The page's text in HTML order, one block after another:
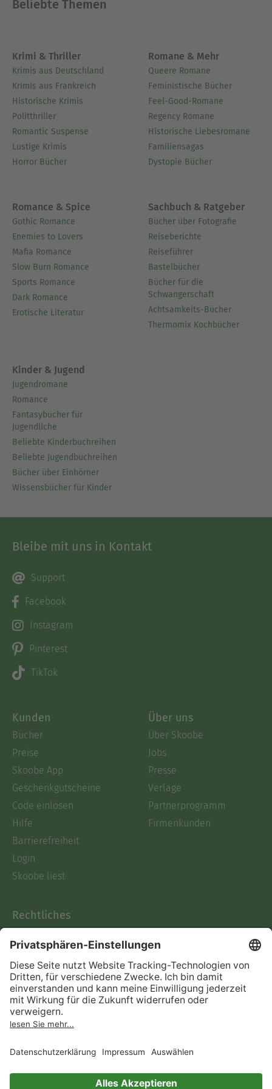
Beliebte Themen
Krimi & Thriller
Krimis aus Deutschland
Krimis aus Frankreich
Historische Krimis
Politthriller
Romantic Suspense
Lustige Krimis
Horror Bücher
Romane & Mehr
Queere Romane
Feministische Bücher
Feel-Good-Romane
Regency Romane
Historische Liebesromane
Familiensagas
Dystopie Bücher
Romance & Spice
Gothic Romance
Enemies to Lovers
Mafia Romance
Slow Burn Romance
Sports Romance
Dark Romance
Erotische Literatur
Sachbuch & Ratgeber
Bücher über Fotografie
Reiseberichte
Reiseführer
Bastelbücher
Bücher für die
Schwangerschaft
Achtsamkeits-Bücher
Thermomix Kochbücher
Kinder & Jugend
Jugendromane
Romance
Fantasybücher für
Jugendliche
Beliebte Kinderbuchreihen
Beliebte Jugendbuchreihen
Bücher über Einhörner
Wissensbücher für Kinder
Bleibe mit uns in Kontakt
Support
Facebook
Instagram
Pinterest
TikTok
Kunden
Bücher
Preise
Skoobe App
Geschenkgutscheine
Code einlösen
Hilfe
Barrierefreiheit
Login
Skoobe liest
Über uns
Über Skoobe
Jobs
Presse
Verlage
Partnerprogramm
Firmenkunden
Rechtliches
AGB
Informationen nach Data
Act
Verträge hier kündigen
Impressum